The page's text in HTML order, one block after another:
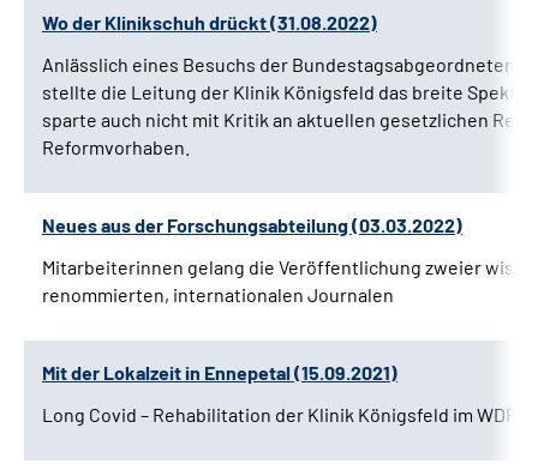
Wo der Klinikschuh drückt (31.08.2022)
Anlässlich eines Besuchs der Bundestagsabgeordneten
stellte die Leitung der Klinik Königsfeld das breite
sparte auch nicht mit Kritik an aktuellen gesetzlichen
Reformvorhaben.
Neues aus der Forschungsabteilung (03.03.2022)
Mitarbeiterinnen gelang die Veröffentlichung zweier
renommierten, internationalen Journalen
Mit der Lokalzeit in Ennepetal (15.09.2021)
Long Covid – Rehabilitation der Klinik Königsfeld im WDR-